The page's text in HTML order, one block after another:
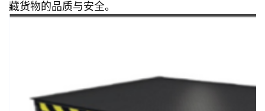
藏货物的品质与安全。